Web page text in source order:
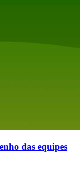
das equipes